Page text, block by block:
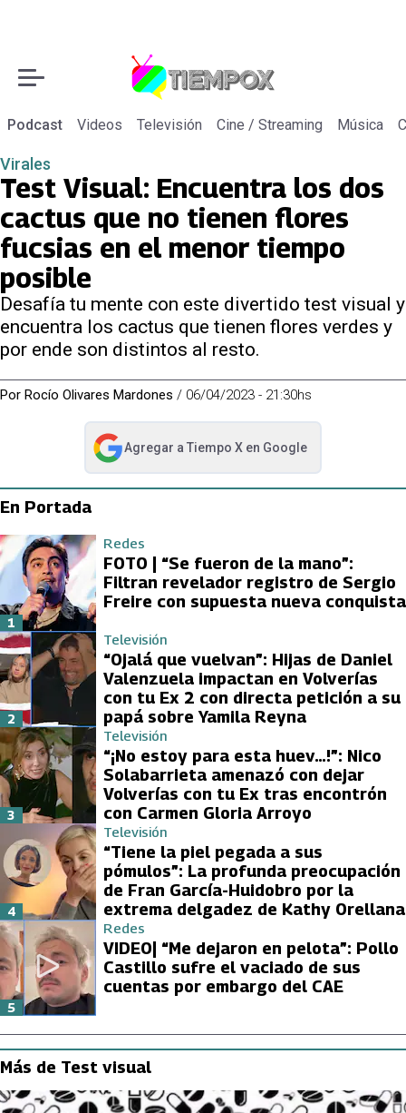
Podcast Videos Televisión Cine / Streaming Música
Virales
Test Visual: Encuentra los dos
cactus que no tienen flores
fucsias en el menor tiempo
posible
Desafía tu mente con este divertido test visual y
encuentra los cactus que tienen flores verdes y
por ende son distintos al resto.
Por Rocío Olivares Mardones / 06/04/2023 - 21:30hs
Agregar a Tiempo Xen Google
abre en nueva pestaña
En Portada
Redes
FOTO | “Se fueron de la mano”:
Filtran revelador registro de Sergio
Freire con supuesta nueva conquista
1
Televisión
“Ojalá que vuelvan”: Hijas de Daniel
Valenzuela impactan en Volverías
con tu Ex 2 con directa petición a su
papá sobre Yamila Reyna
2
Televisión
“¡No estoy para esta huev…!”: Nico
Solabarrieta amenazó con dejar
Volverías con tu Ex tras encontrón
con Carmen Gloria Arroyo
3
Televisión
“Tiene la piel pegada a sus
pómulos”: La profunda preocupación
de Fran García-Huidobro por la
extrema delgadez de Kathy Orellana
4
Redes
VIDEO| “Me dejaron en pelota”: Pollo
Castillo sufre el vaciado de sus
cuentas por embargo del CAE
5
Más de Test visual